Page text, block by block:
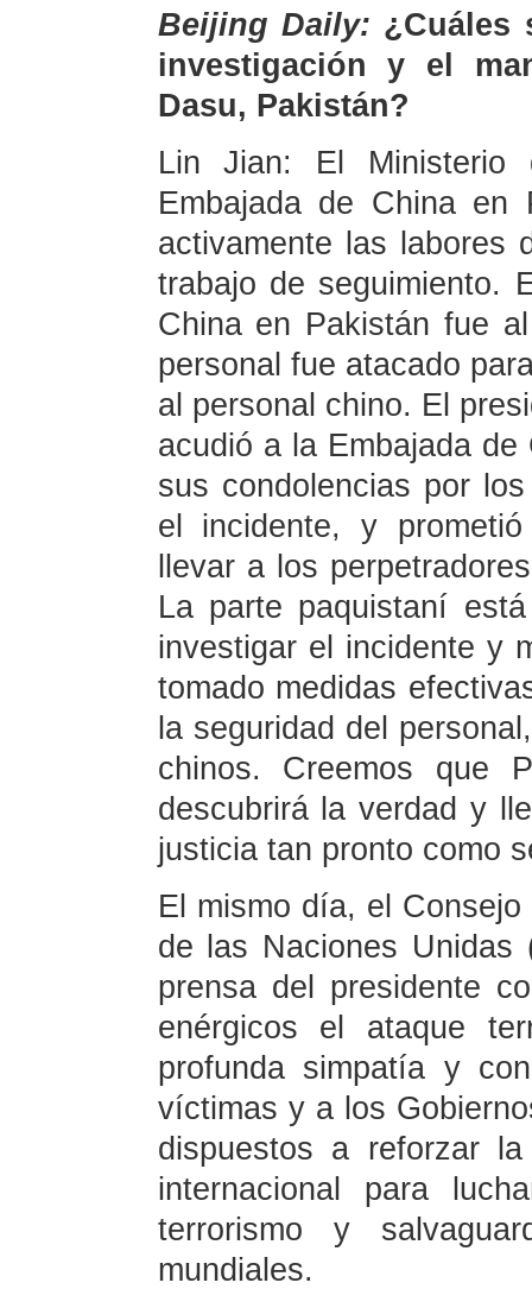
Beijing Daily: ¿Cuáles
investigación y el
Dasu, Pakistán?
Lin Jian: El Ministerio
Embajada de China en
activamente las labores
trabajo de seguimiento.
China en Pakistán fue
personal fue atacado
al personal chino. El
acudió a la Embajada
sus condolencias por
el incidente, y
llevar a los
La parte paquistaní
investigar el incidente y
tomado medidas
la seguridad del
chinos. Creemos que
descubrirá la verdad y
justicia tan pronto como
El mismo día, el
de las Naciones Unidas
prensa del presidente
enérgicos el ataque
profunda simpatía y
víctimas y a los
dispuestos a reforzar
internacional para
terrorismo y
mundiales.